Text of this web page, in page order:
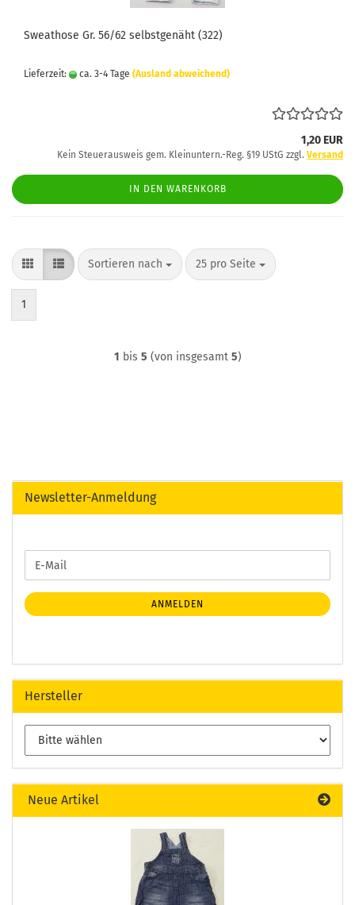
Sweathose Gr. 56/62 selbstgenäht (322)
Lieferzeit: ca. 3-4 Tage (Ausland abweichend)
1,20 EUR
Kein Steuerausweis gem. Kleinuntern.-Reg. §19 UStG zzgl. Versand
IN DEN WARENKORB
Sortieren nach
Sortieren nach 25 pro Seite
pro Seite
1
1 bis 5 (von insgesamt 5)
Newsletter-Anmeldung
ZUR
ANMELDUNG
E-
Mail
ANMELDEN
Hersteller
Neue Artikel